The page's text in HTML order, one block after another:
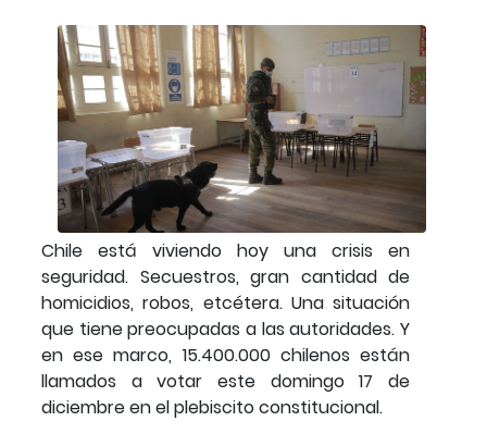
Chile está viviendo hoy una crisis en
seguridad. Secuestros, gran cantidad de
homicidios, robos, etcétera. Una situación
que tiene preocupadas a las autoridades. Y
en ese marco, 15.400.000 chilenos están
llamados a votar este domingo 17 de
diciembre en el plebiscito constitucional.